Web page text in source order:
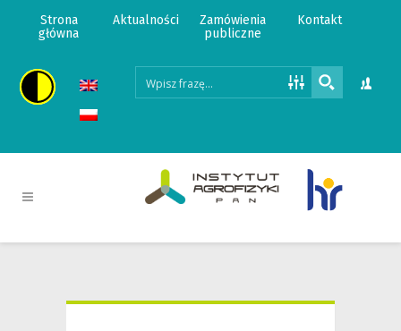
Strona
główna
Aktualności
Zamówienia
publiczne
Kontakt